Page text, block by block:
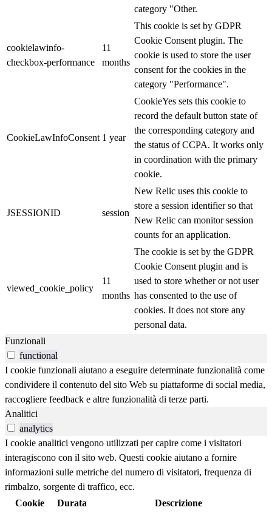
category "Other.
cookielawinfo-
checkbox-performance
11
months
This cookie is set by GDPR
Cookie Consent plugin. The
cookie is used to store the user
consent for the cookies in the
category "Performance".
CookieLawInfoConsent 1 year
CookieYes sets this cookie to
record the default button state of
the corresponding category and
the status of CCPA. It works only
in coordination with the primary
cookie.
JSESSIONID session
New Relic uses this cookie to
store a session identifier so that
New Relic can monitor session
counts for an application.
viewed_cookie_policy
11
months
The cookie is set by the GDPR
Cookie Consent plugin and is
used to store whether or not user
has consented to the use of
cookies. It does not store any
personal data.
Funzionali
functional
I cookie funzionali aiutano a eseguire determinate funzionalità come
condividere il contenuto del sito Web su piattaforme di social media,
raccogliere feedback e altre funzionalità di terze parti.
Analitici
analytics
I cookie analitici vengono utilizzati per capire come i visitatori
interagiscono con il sito web. Questi cookie aiutano a fornire
informazioni sulle metriche del numero di visitatori, frequenza di
rimbalzo, sorgente di traffico, ecc.
Cookie
Durata Descrizione